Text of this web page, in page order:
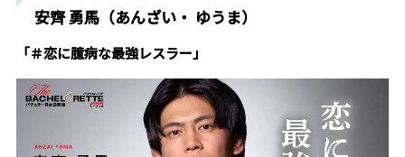
安齊 勇馬（あんざい・ ゆうま）
「＃恋に臆病な最強レスラー」